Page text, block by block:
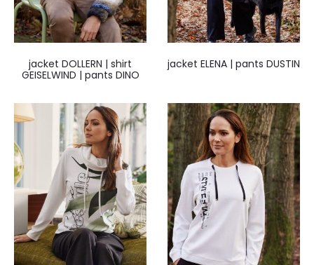
jacket DOLLERN | shirt
GEISELWIND | pants DINO
jacket ELENA | pants DUSTIN